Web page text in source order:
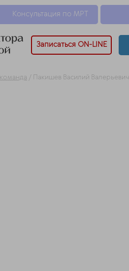
Консультация по МРТ
Записаться ON-LINE
/ Пакишев Василий Валерьевич